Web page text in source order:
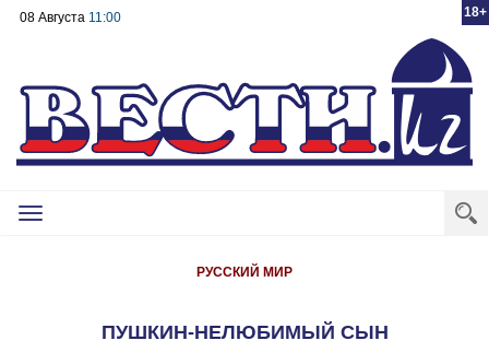
18+
08 Августа 11:00
Toggle
РУССКИЙ МИР
ПУШКИН-НЕЛЮБИМЫЙ СЫН